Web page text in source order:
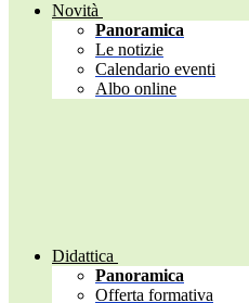
Novità
Panoramica
Le notizie
Calendario eventi
Albo online
Didattica
Panoramica
Offerta formativa